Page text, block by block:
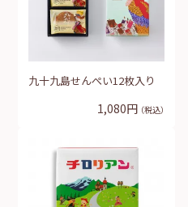
九十九島せんぺい12枚入り
1,080円 （税込）